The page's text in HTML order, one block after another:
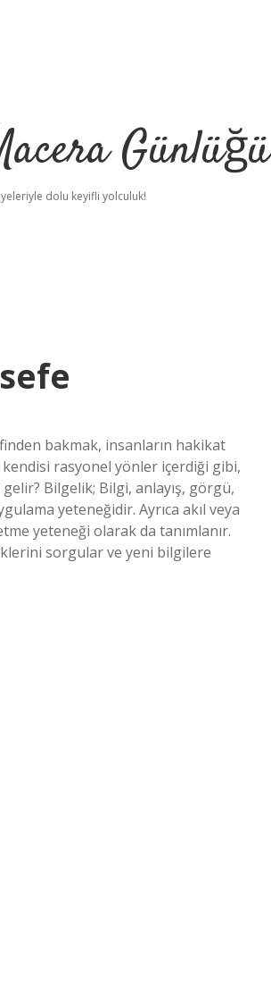
Günlüğü
dolu keyifli yolculuk!
bakmak, insanların hakikat
rasyonel yönler içerdiği gibi,
Bilgelik; Bilgi, anlayış, görgü,
yeteneğidir. Ayrıca akıl veya
yeteneği olarak da tanımlanır.
sorgular ve yeni bilgilere